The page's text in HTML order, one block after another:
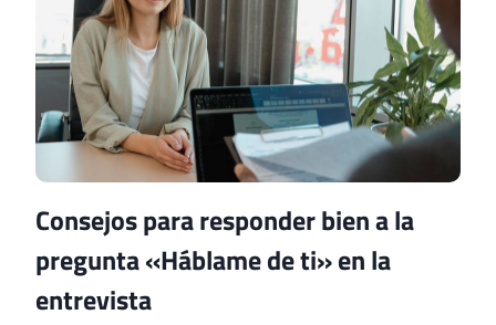
Consejos para responder bien a la
pregunta «Háblame de ti» en la
entrevista